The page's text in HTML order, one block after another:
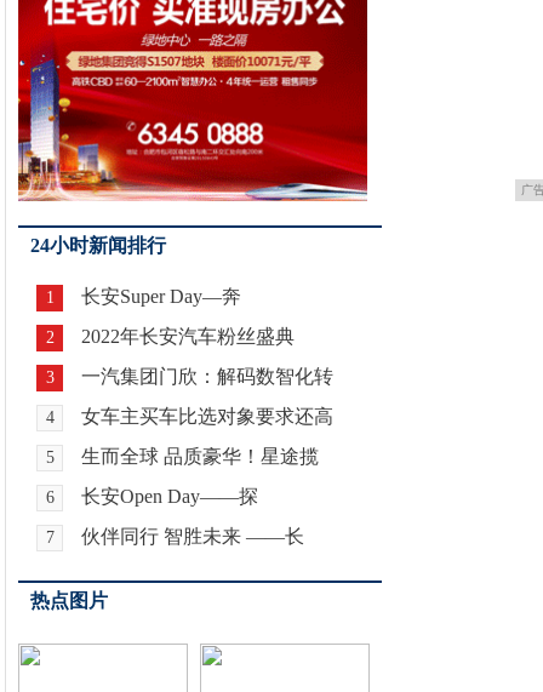
广
24小时新闻排行
1 长安Super Day—奔
2 2022年长安汽车粉丝盛典
3 一汽集团门欣：解码数智化转
4 女车主买车比选对象要求还高
5 生而全球 品质豪华！星途揽
6 长安Open Day——探
7 伙伴同行 智胜未来 ——长
热点图片